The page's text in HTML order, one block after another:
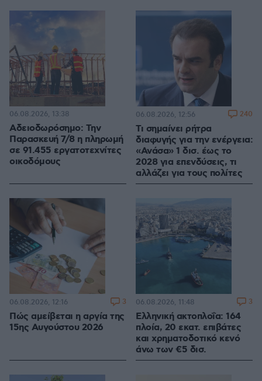
Αδειοδωρόσημο: Την
Παρασκευή 7/8 η πληρωμή
σε 91.455 εργατοτεχνίτες
οικοδόμους
06.08.2026, 13:38
Τι σημαίνει ρήτρα
διαφυγής για την ενέργεια:
«Ανάσα» 1 δισ. έως το
2028 για επενδύσεις, τι
αλλάζει για τους πολίτες
06.08.2026, 12:56 240
Πώς αμείβεται η αργία της
15ης Αυγούστου 2026
06.08.2026, 12:16 3
Ελληνική ακτοπλοΐα: 164
πλοία, 20 εκατ. επιβάτες
και χρηματοδοτικό κενό
άνω των €5 δισ.
06.08.2026, 11:48 3